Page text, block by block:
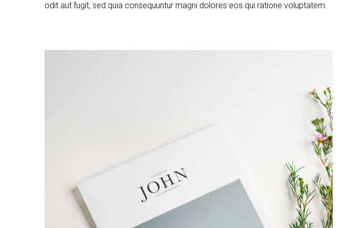
odit aut fugit, sed quia consequuntur magni dolores eos qui ratione voluptatem.